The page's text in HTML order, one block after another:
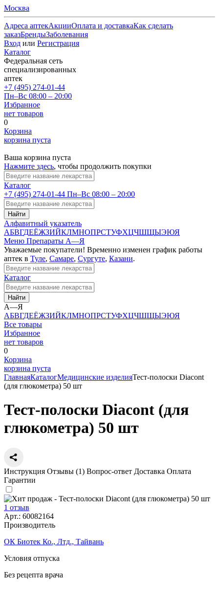
Москва
Адреса аптекАкцииОплата и доставкаКак сделать
заказБрендыЗаболевания
Вход или Регистрация
Каталог
Федеральная сеть
специализированных
аптек
+7 (495) 274-01-44
Пн–Вс 08:00 – 20:00
Избранное
нет товаров
0
Корзина
корзина пуста
Ваша корзина пуста
Нажмите здесь, чтобы продолжить покупки
Каталог
+7 (495) 274-01-44 Пн–Вс 08:00 – 20:00
Найти
Алфавитный указатель
АБВГДЕЁЖЗИЙКЛМНОПРСТУФХЦЧШЩЫЭЮЯ
Меню Препараты А—Я
Уважаемые покупатели! Временно изменен график работы
аптек в Туле, Самаре, Сургуте, Казани.
Каталог
Найти
А—Я
АБВГДЕЁЖЗИЙКЛМНОПРСТУФХЦЧШЩЫЭЮЯ
Все товары
Избранное
нет товаров
0
Корзина
корзина пуста
ГлавнаяКаталогМедицинские изделияТест-полоски Diacont
(для глюкометра) 50 шт
Тест-полоски Diacont (для
глюкометра) 50 шт
Инструкция Отзывы (1) Вопрос-ответ Доставка Оплата
Гарантии
1 отзыв
Арт.: 60082164
Производитель
ОК Биотек Ко., Лтд., Тайвань
Условия отпуска
Без рецепта врача